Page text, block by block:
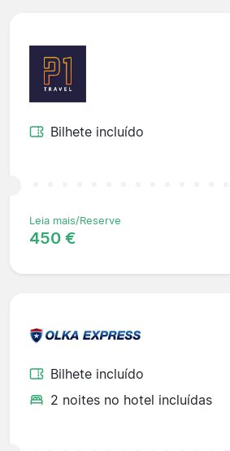
Bilhete incluído
Leia mais/Reserve
450 €
Bilhete incluído
2 noites no hotel incluídas